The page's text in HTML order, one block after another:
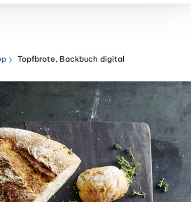
Topfbrote, Backbuch digital